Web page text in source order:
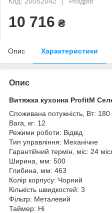
10 716 ₴
Опис Характеристики
Опис
Витяжка кухонна ProfitM
Споживана потужність, Вт: 180
Вага, кг: 12
Режими роботи: Відвід
Тип управління: Механічне
Гарантійний термін, міс: 24
Ширина, мм: 500
Глибина, мм: 463
Колір корпусу: Чорний
Кількість швидкостей: 3
Фільтр: Металевий
Таймер: Ні